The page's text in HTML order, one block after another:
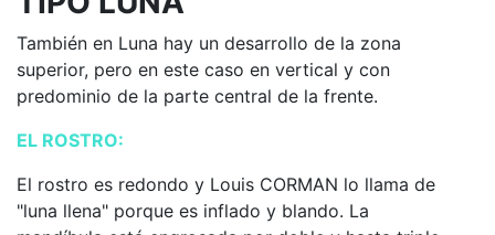
También en Luna hay un desarrollo de la zona
superior, pero en este caso en vertical y con
predominio de la parte central de la frente.
EL ROSTRO:
El rostro es redondo y Louis CORMAN lo llama de
"luna llena" porque es inflado y blando. La